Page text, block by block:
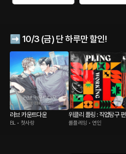
➡️ 10/3 (금) 단 하루만 할인!
러브 카운트다운
BL • 첫사랑
위클리 플링 : 직업탐구 편
롤플레잉 • 연인